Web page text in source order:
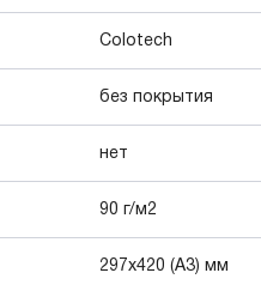
Colotech
без покрытия
нет
90 г/м2
297x420 (А3) мм